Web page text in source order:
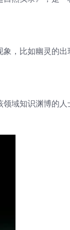
，比如幽灵的出
域知识渊博的人